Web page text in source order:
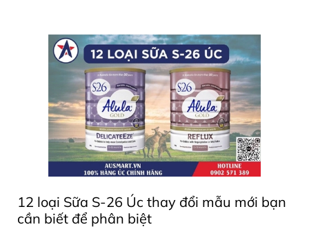
12 loại Sữa S-26 Úc thay đổi mẫu mới bạn
cần biết để phân biệt